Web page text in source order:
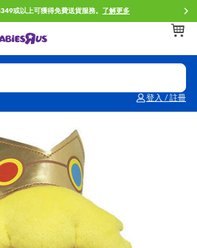
或以上可獲得免費送貨服務。 了解更多
登入 / 註冊
演,射擊玩具
高LEGO
車及遙控系列
筆,泥膠,畫板
早午餐兄弟
俠